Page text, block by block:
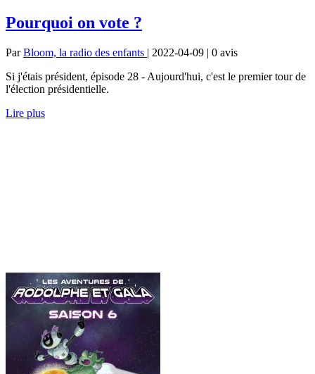
Pourquoi on vote ?
ParBloom, la radio des enfants | 2022-04-09 | 0 avis
Si j'étais président, épisode 28 - Aujourd'hui, c'est le premier tour de
l'élection présidentielle.
Lire plus